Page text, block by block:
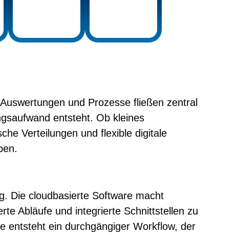
und Prozesse fließen zentral
entsteht. Ob kleines
Verteilungen und flexible digitale
Die cloudbasierte Software macht
Abläufe und integrierte Schnittstellen zu
entsteht ein durchgängiger Workflow, der